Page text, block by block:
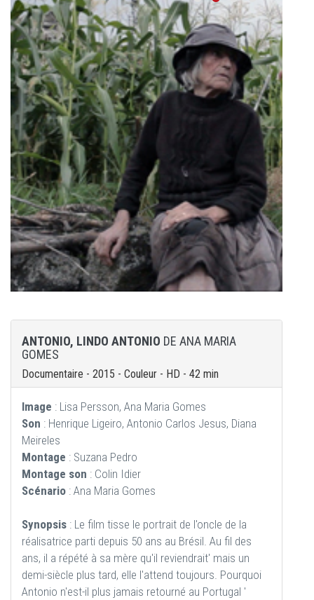
ANTONIO, LINDO ANTONIO DE ANA MARIA
GOMES
Documentaire - 2015 - Couleur - HD - 42 min
Image : Lisa Persson, Ana Maria Gomes
Son : Henrique Ligeiro, Antonio Carlos Jesus, Diana
Meireles
Montage : Suzana Pedro
Montage son : Colin Idier
Scénario : Ana Maria Gomes
Synopsis : Le film tisse le portrait de l'oncle de la
réalisatrice parti depuis 50 ans au Brésil. Au fil des
ans, il a répété à sa mère qu'il reviendrait' mais un
demi-siècle plus tard, elle l'attend toujours. Pourquoi
Antonio n'est-il plus jamais retourné au Portugal '